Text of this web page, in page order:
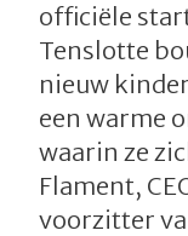
officiële
Tenslotte
nieuw
een warme
waarin ze
Flament,
voorzitter